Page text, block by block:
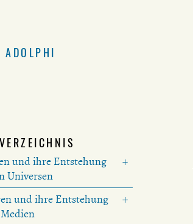
ADOLPHI
und ihre Entstehung
Universen
und ihre Entstehung